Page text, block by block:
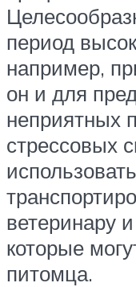
период
например,
он и для
неприятных
стрессовых
ветеринару
которые
питомца.